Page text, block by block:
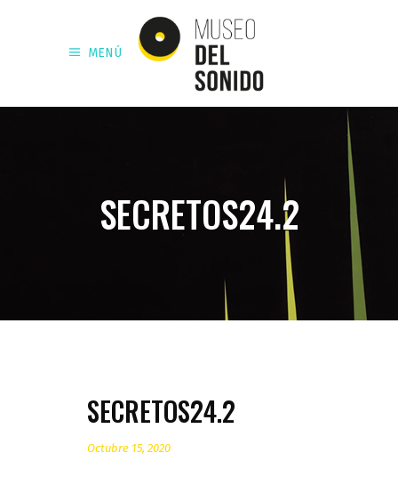
MENÚ
SECRETOS24.2
SECRETOS24.2
Octubre 15, 2020